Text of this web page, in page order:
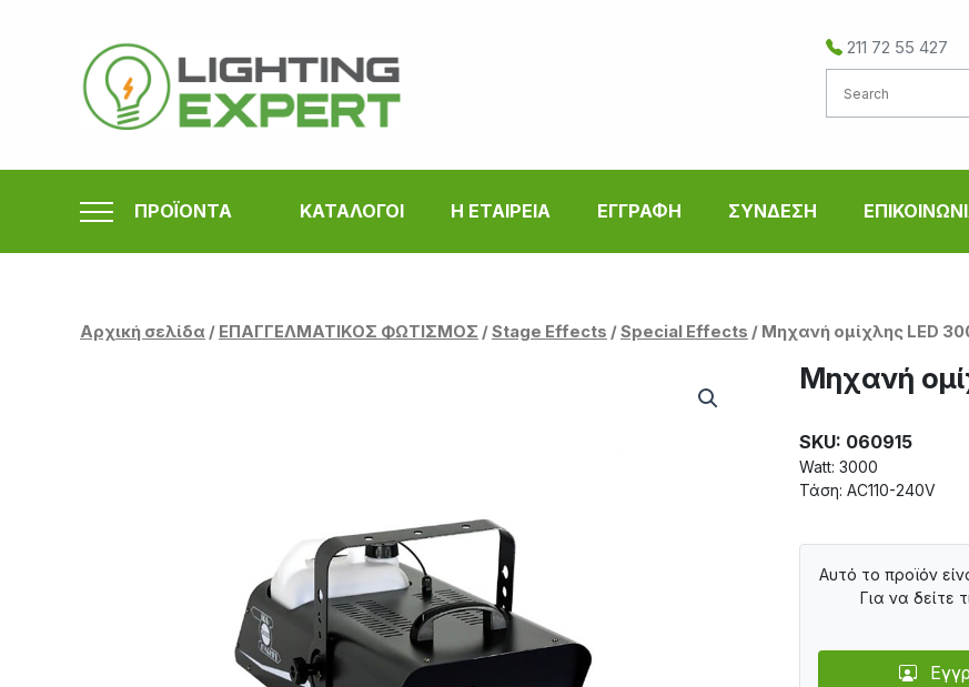
περιεχόμενο
211 72 55 427
ΠΡΟΪΟΝΤΑ ΚΑΤΑΛΟΓΟΙ Η ΕΤΑΙΡΕΙΑ ΕΓΓΡΑΦΗ ΣΥΝΔΕΣΗ
Αρχική σελίδα / ΕΠΑΓΓΕΛΜΑΤΙΚΟΣ ΦΩΤΙΣΜΟΣ /Stage Effects /Special Effects / Μηχανή ομίχλης LED
Μηχανή
SKU: 060915
Watt: 3000
Τάση: AC110-240V
Αυτό το προϊόν
Για να δείτε